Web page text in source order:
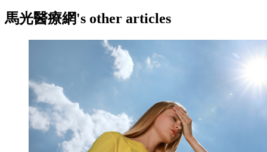
馬光醫療網's other articles